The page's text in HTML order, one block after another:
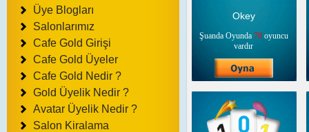
Üye Blogları
Salonlarımız
Cafe Gold Girişi
Cafe Gold Üyeler
Cafe Gold Nedir ?
Gold Üyelik Nedir ?
Avatar Üyelik Nedir ?
Salon Kiralama
Okey
Şuanda Oyunda 70oyuncu
vardır